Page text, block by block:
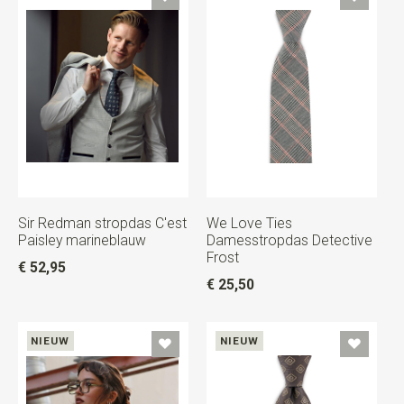
Sir Redman stropdas C'est
Paisley marineblauw
€ 52,95
We Love Ties
Damesstropdas Detective
Frost
€ 25,50
NIEUW NIEUW